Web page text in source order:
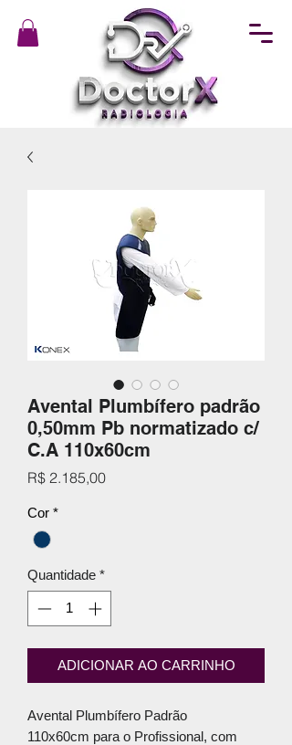
Avental Plumbífero padrão
0,50mm Pb normatizado c/
C.A 110x60cm
R$ 2.185,00Preço
Cor *
Quantidade *
ADICIONAR AO CARRINHO
Avental Plumbífero Padrão
110x60cm para o Profissional, com